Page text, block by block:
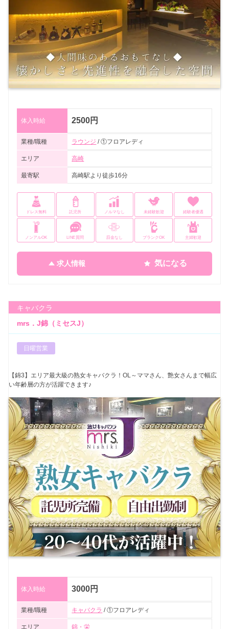
体入時給 2500円
業種/職種 ラウンジ / ①フロアレディ
エリア 高崎
最寄駅 高崎駅より徒歩16分
ドレス無料 託児所 ノルマなし 未経験歓迎 経験者優遇
ノンアルOK LINE質問 罰金なし ブランクOK 主婦歓迎
求人情報 気になる
キャバクラ
mrs．J錦（ミセスJ）
日曜営業
【錦3】エリア最大級の熟女キャバクラ！OL～ママさん、艶女さんまで幅広
い年齢層の方が活躍できます♪
体入時給 3000円
業種/職種 キャバクラ / ①フロアレディ
エリア 錦・栄